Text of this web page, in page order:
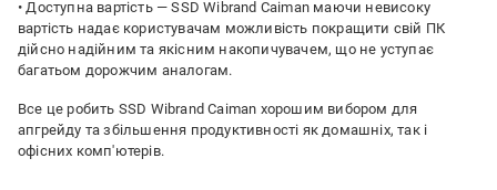
• Доступна вартість — SSD Wibrand Caiman маючи невисоку
вартість надає користувачам можливість покращити свій ПК
дійсно надійним та якісним накопичувачем, що не уступає
багатьом дорожчим аналогам.
Все це робить SSD Wibrand Caiman хорошим вибором для
апгрейду та збільшення продуктивності як домашніх, так і
офісних комп'ютерів.